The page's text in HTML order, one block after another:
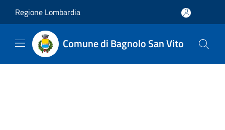
Regione Lombardia
Comune di Bagnolo San Vito